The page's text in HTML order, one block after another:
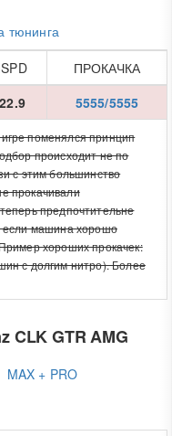
тюнинга
ПРОКАЧКА
5555/5555
поменялся принцип
происходит не по
с этим большинство
прокачивали
предпочтительне
если машина хорошо
хороших прокачек:
с долгим нитро). Более
CLK GTR AMG
MAX + PRO